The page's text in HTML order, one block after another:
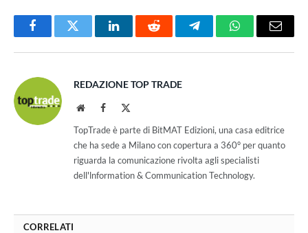
FacebookTwitter LinkedInReddit TelegramWhatsAppEmail
REDAZIONE TOP TRADE
WebsiteFacebook
TopTrade è parte di BitMAT Edizioni, una casa editrice
che ha sede a Milano con copertura a 360° per quanto
riguarda la comunicazione rivolta agli specialisti
dell'lnformation & Communication Technology.
CORRELATI